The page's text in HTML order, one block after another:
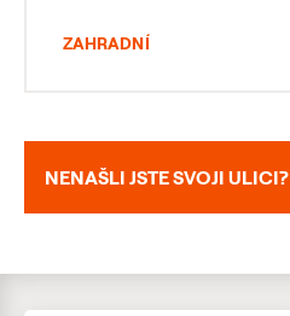
ZAHRADNÍ
NENAŠLI JSTE SVOJI ULICI?